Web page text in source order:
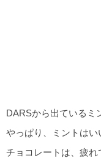
DARSから出ているミ
やっぱり、ミントはい
チョコレートは、疲れ